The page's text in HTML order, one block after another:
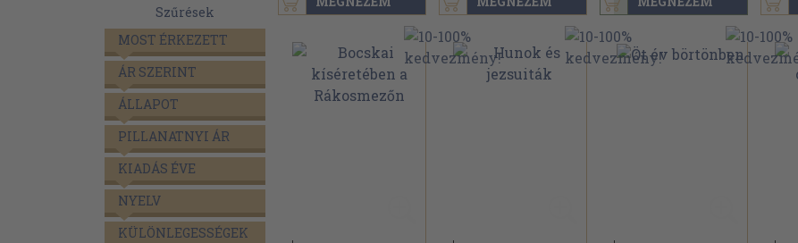
Szűrések
MOST ÉRKEZETT
ÁR SZERINT
ÁLLAPOT
PILLANATNYI ÁR
KIADÁS ÉVE
NYELV
KÜLÖNLEGESSÉGEK